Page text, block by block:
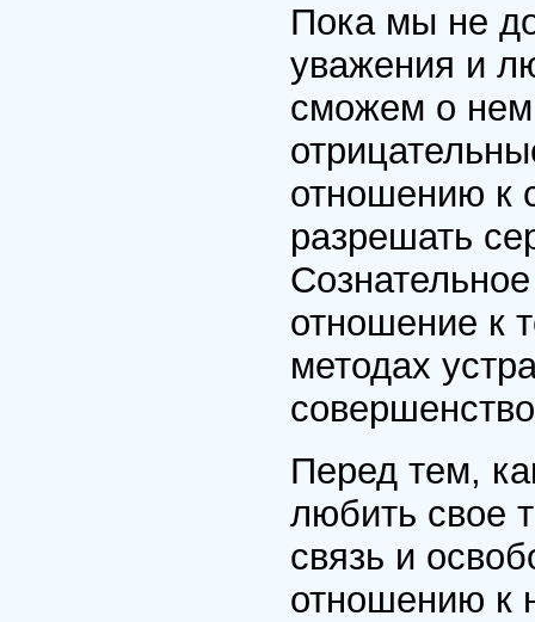
Пока мы не
уважения и
сможем о нем
отношению к
разрешать
отношение к
методах
Перед тем,
любить свое
связь и
отношению к